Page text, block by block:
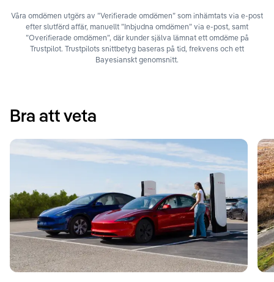
Våra omdömen utgörs av ”Verifierade omdömen” som inhämtats via e-post
efter slutförd affär, manuellt ”Inbjudna omdömen” via e-post, samt
”Overifierade omdömen”, där kunder själva lämnat ett omdöme på
Trustpilot. Trustpilots snittbetyg baseras på tid, frekvens och ett
Bayesianskt genomsnitt.
Bra att veta